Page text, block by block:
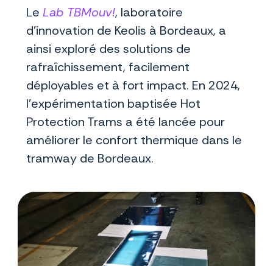
Le Lab TBMouv!, laboratoire
d'innovation de Keolis à Bordeaux, a
ainsi exploré des solutions de
rafraîchissement, facilement
déployables et à fort impact. En 2024,
l’expérimentation baptisée Hot
Protection Trams a été lancée pour
améliorer le confort thermique dans le
tramway de Bordeaux.